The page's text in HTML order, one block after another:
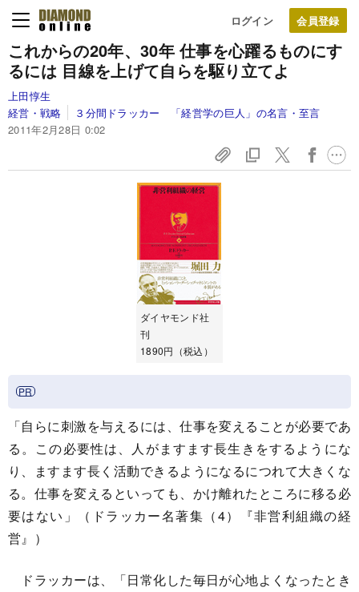
ログイン
これからの20年、30年仕事を心躍るものにす
るには 目線を上げて自らを駆り立てよ
上田惇生
経営・戦略
３分間ドラッカー 「経営学の巨人」の名言・至言
2011年2月28日 0:02
ダイヤモンド社
刊
1890円（税込）
「自らに刺激を与えるには、仕事を変えることが必要であ
る。この必要性は、人がますます長生きをするようにな
り、ますます長く活動できるようになるにつれて大きくな
る。仕事を変えるといっても、かけ離れたところに移る必
要はない」（ドラッカー名著集（4）『非営利組織の経
営』）
ドラッカーは、「日常化した毎日が心地よくなったとき